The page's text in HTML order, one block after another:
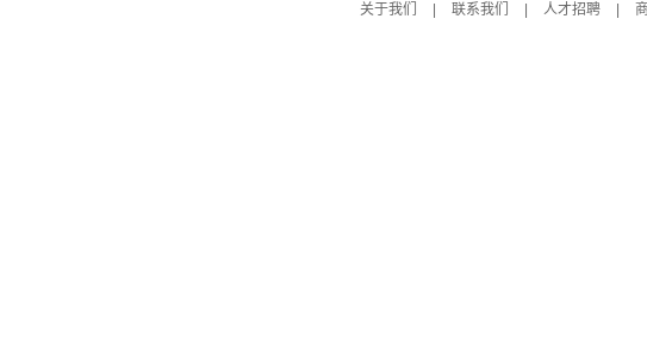
关于我们
联系我们 人才招聘